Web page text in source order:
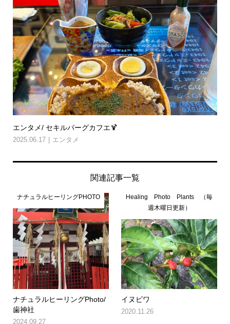
エンタメ/ セキルバーグカフエ🍹
2025.06.17 エンタメ
関連記事一覧
ナチュラルヒーリングPHOTO
ナチュラルヒーリングPhoto/
歯神社
2024.09.27
Healing Photo Plants （毎
週木曜日更新）
イヌビワ
2020.11.26